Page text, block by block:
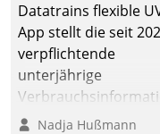
Datatrains flexible
App stellt die seit
verpflichtende
unterjährige
schnell, zuverlässig
Nadja Hußmann